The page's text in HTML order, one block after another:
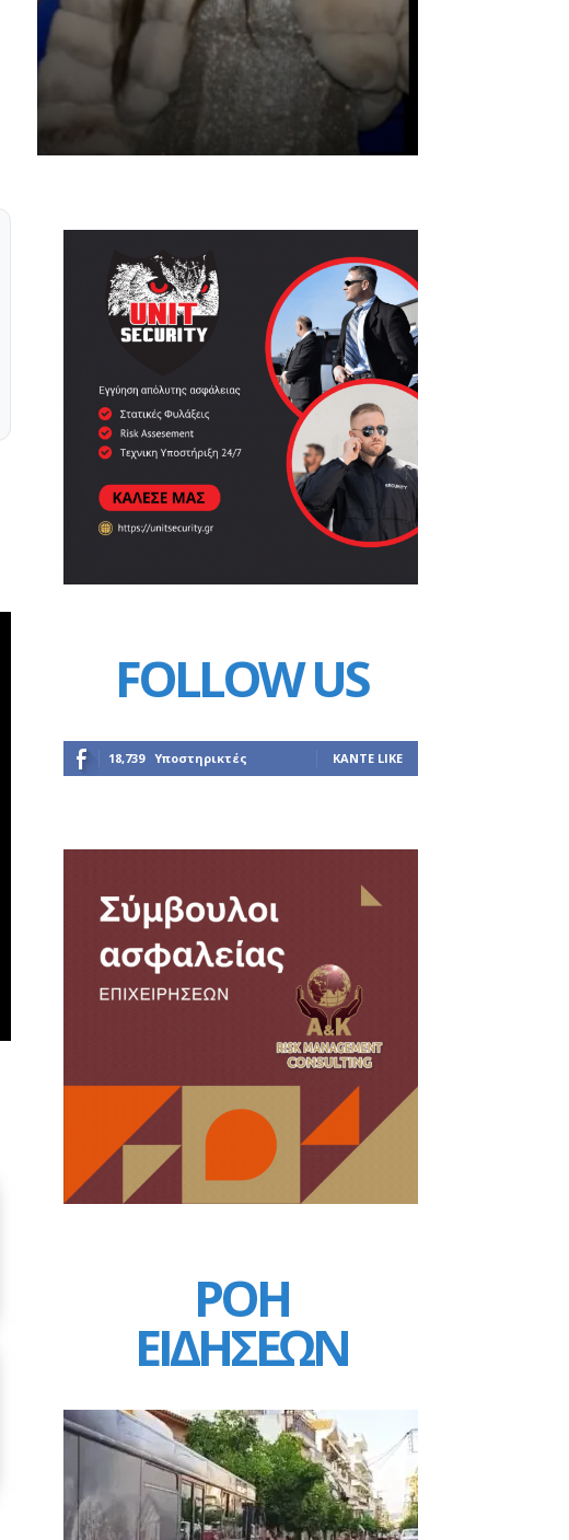
FOLLOW US
18,739 Υποστηρικτές ΚΆΝΤΕ LIKE
ΡΟΗ
ΕΙΔΗΣΕΩΝ